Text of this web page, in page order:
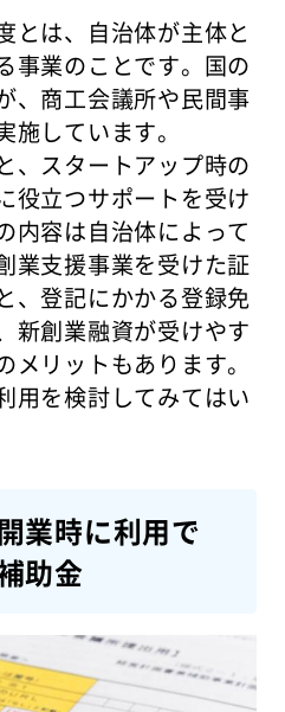
とは、自治体が主体と
事業のことです。国の
、商工会議所や民間事
しています。
、スタートアップ時の
役立つサポートを受け
内容は自治体によって
業支援事業を受けた証
、登記にかかる登録免
新創業融資が受けやす
メリットもあります。
用を検討してみてはい
業時に利用で
助金